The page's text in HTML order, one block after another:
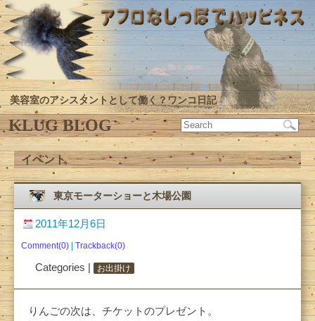
美容室のアシスタントとして働く？ワンコ日記
KLUG BLOG
イベント
東京モーターショーと木場公園
2011年12月6日
Comment(0) Trackback(0)
Categories | お出掛け
りんごの次は、チケットのプレゼント。